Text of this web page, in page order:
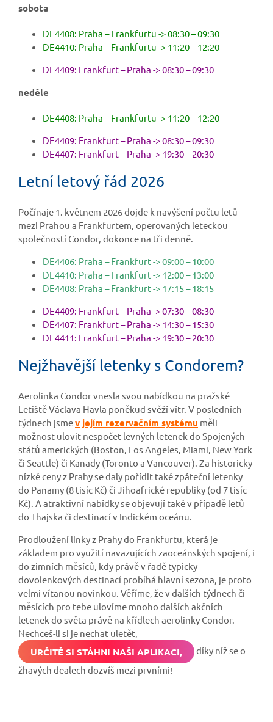
sobota
DE4408: Praha – Frankfurtu -> 08:30 – 09:30
DE4410: Praha – Frankfurtu -> 11:20 – 12:20
DE4409: Frankfurt – Praha -> 08:30 – 09:30
neděle
DE4408: Praha – Frankfurtu -> 11:20 – 12:20
DE4409: Frankfurt – Praha -> 08:30 – 09:30
DE4407: Frankfurt – Praha -> 19:30 – 20:30
Letní letový řád 2026
Počínaje 1. květnem 2026 dojde k navýšení počtu letů
mezi Prahou a Frankfurtem, operovaných leteckou
společností Condor, dokonce na tři denně.
DE4406: Praha – Frankfurt -> 09:00 – 10:00
DE4410: Praha – Frankfurt -> 12:00 – 13:00
DE4408: Praha – Frankfurt -> 17:15 – 18:15
DE4409: Frankfurt – Praha -> 07:30 – 08:30
DE4407: Frankfurt – Praha -> 14:30 – 15:30
DE4411: Frankfurt – Praha -> 19:30 – 20:30
Nejžhavější letenky s Condorem?
Aerolinka Condor vnesla svou nabídkou na pražské
Letiště Václava Havla poněkud svěží vítr. V posledních
týdnech jsmev jejím rezervačním systému měli
možnost ulovit nespočet levných letenek do Spojených
států amerických (Boston, Los Angeles, Miami, New York
či Seattle) či Kanady (Toronto a Vancouver). Za historicky
nízké ceny z Prahy se daly pořídit také zpáteční letenky
do Panamy (8 tisíc Kč) či Jihoafrické republiky (od 7 tisíc
Kč). A atraktivní nabídky se objevují také v případě letů
do Thajska či destinací v Indickém oceánu.
Prodloužení linky z Prahy do Frankfurtu, která je
základem pro využití navazujících zaoceánských spojení, i
do zimních měsíců, kdy právě v řadě typicky
dovolenkových destinací probíhá hlavní sezona, je proto
velmi vítanou novinkou. Věříme, že v dalších týdnech či
měsících pro tebe ulovíme mnoho dalších akčních
letenek do světa právě na křídlech aerolinky Condor.
Nechceš-li si je nechat uletět,
URČITĚ SI STÁHNI NAŠI APLIKACI,
díky níž se o
žhavých dealech dozvíš mezi prvními!